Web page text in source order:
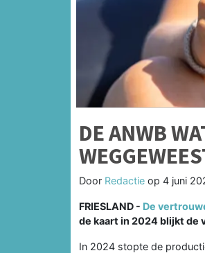
DE ANWB
Door Redactie op 4 juni
FRIESLAND - De
de kaart in 2024 blijkt de
In 2024 stopte de